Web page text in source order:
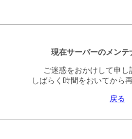
現在サーバーのメンテ
ご迷惑をおかけして申し
しばらく時間をおいてから
戻る